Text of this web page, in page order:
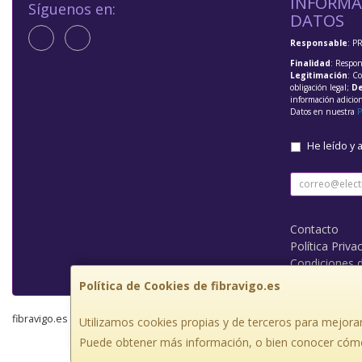
Política de Cookies de fibravigo.es
Utilizamos cookies propias y de terceros para
Puede obtener más información, o bien conocer
Síguenos en: DATOS
Responsable:
Finalidad:
Legitimación:
obligación legal;
información
Datos en nuestra
He leído y
Contacto
Política
Condiciones
fibravigo.es © 2026